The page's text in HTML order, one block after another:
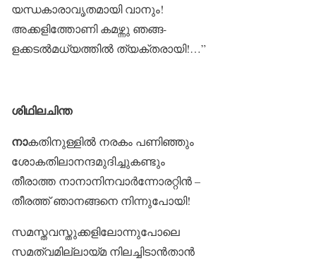
യന്ധകാരാവൃതമായി വാനും!
അക്കളിത്തോണി കമഴ്ന്നു ഞങ്ങ-
ളക്കടൽമധ്യത്തിൽ ത്യക്തരായി!…”
ശിഥിലചിന്ത
നാകതിനുള്ളിൽ നരകം പണിഞ്ഞും
ശോകതിലാനന്ദമുദിച്ചുകണ്ടും
തീരാത്ത നാനാനിനവാർന്നോരറ്റിൻ –
തീരത്ത് ഞാനങ്ങനെ നിന്നുപോയി!
സമസ്തവസ്തുക്കളിലോന്നുപോലെ
സമത്വമില്ലായ്മ നിലച്ചിടാൻതാൻ